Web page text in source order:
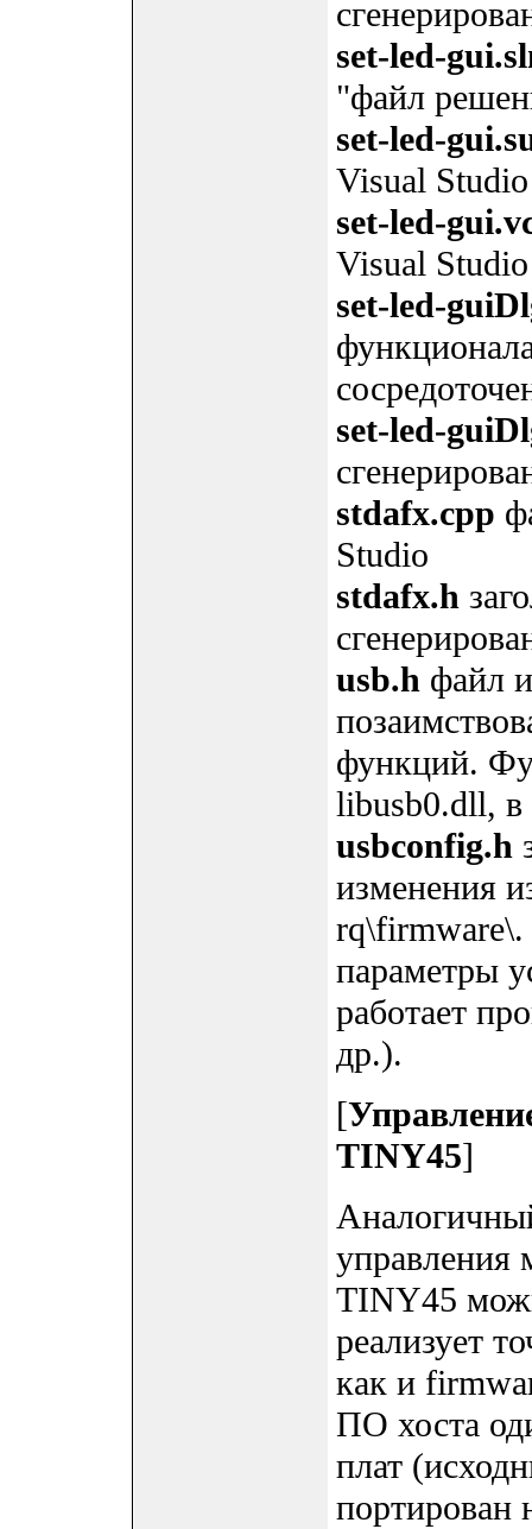
set-led-
"файл
set-led-
Visual Studio
set-led-
Visual Studio
set-led-
set-led-
stdafx.cpp
Studio
stdafx.h
usb.h файл
функций.
libusb0.dll, в
usbconfig.h
изменения
параметры
работает
др.).
[
TINY45]
управления
TINY45
реализует
как и
ПО хоста
плат
портирован